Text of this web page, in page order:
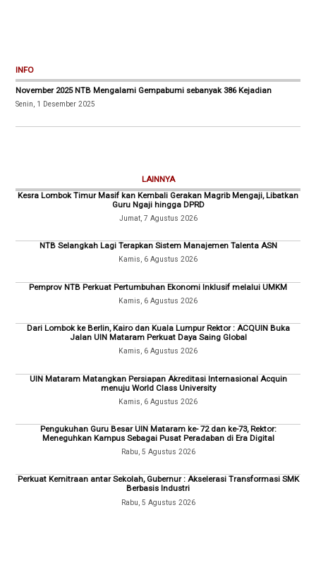
INFO
November 2025 NTB Mengalami Gempabumi sebanyak 386 Kejadian
Senin, 1 Desember 2025
LAINNYA
Kesra Lombok Timur Masif kan Kembali Gerakan Magrib Mengaji, Libatkan
Guru Ngaji hingga DPRD
Jumat, 7 Agustus 2026
NTB Selangkah Lagi Terapkan Sistem Manajemen Talenta ASN
Kamis, 6 Agustus 2026
Pemprov NTB Perkuat Pertumbuhan Ekonomi Inklusif melalui UMKM
Kamis, 6 Agustus 2026
Dari Lombok ke Berlin, Kairo dan Kuala Lumpur Rektor : ACQUIN Buka
Jalan UIN Mataram Perkuat Daya Saing Global
Kamis, 6 Agustus 2026
UIN Mataram Matangkan Persiapan Akreditasi Internasional Acquin
menuju World Class University
Kamis, 6 Agustus 2026
Pengukuhan Guru Besar UIN Mataram ke- 72 dan ke-73, Rektor:
Meneguhkan Kampus Sebagai Pusat Peradaban di Era Digital
Rabu, 5 Agustus 2026
Perkuat Kemitraan antar Sekolah, Gubernur : Akselerasi Transformasi SMK
Berbasis Industri
Rabu, 5 Agustus 2026